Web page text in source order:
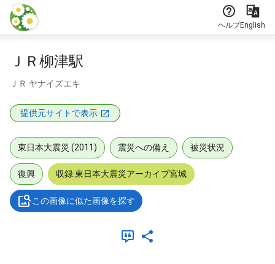
本文に飛ぶ
ヘルプEnglish
ＪＲ柳津駅
ＪＲ ヤナイズエキ
提供元サイトで表示
東日本大震災 (2011) 震災への備え 被災状況
復興 収録:東日本大震災アーカイブ宮城
この画像に似た画像を探す